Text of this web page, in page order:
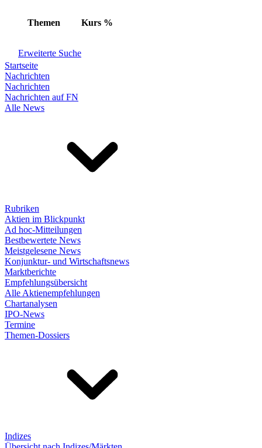
Themen Kurs %
Erweiterte Suche
Startseite
Nachrichten
Nachrichten
Nachrichten auf FN
Alle News
Rubriken
Aktien im Blickpunkt
Ad hoc-Mitteilungen
Bestbewertete News
Meistgelesene News
Konjunktur- und Wirtschaftsnews
Marktberichte
Empfehlungsübersicht
Alle Aktienempfehlungen
Chartanalysen
IPO-News
Termine
Themen-Dossiers
Indizes